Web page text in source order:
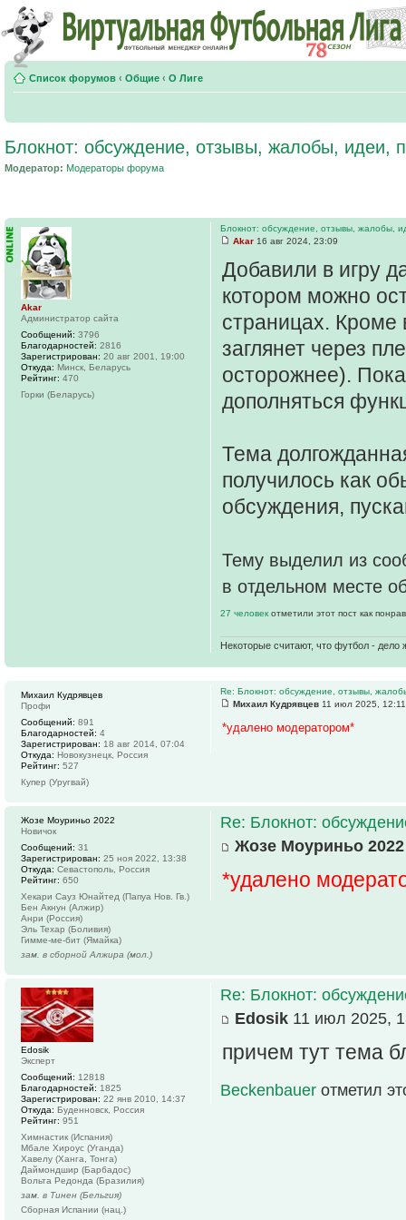
Список форумов ‹ Общие ‹ О Лиге
Блокнот: обсуждение, отзывы, жалобы, идеи,
Модератор: Модераторы форума
Блокнот: обсуждение, отзывы, жалобы,
Akar 16 авг 2024, 23:09
Добавили в игру
котором можно
страницах. Кроме
заглянет через
осторожнее).
дополняться
Тема
получилось как
обсуждения,
Тему выделил из
в отдельном месте
27 человек отметили этот пост как
Некоторые считают, что футбол -
Akar
Администратор сайта
Сообщений: 3796
Благодарностей: 2816
Зарегистрирован: 20 авг 2001, 19:00
Откуда: Минск, Беларусь
Рейтинг: 470
Горки (Беларусь)
Re: Блокнот: обсуждение, отзывы,
Михаил Кудрявцев 11 июл 2025, 12:11
*удалено модератором*
Михаил Кудрявцев
Профи
Сообщений: 891
Благодарностей: 4
Зарегистрирован: 18 авг 2014, 07:04
Откуда: Новокузнецк, Россия
Рейтинг: 527
Купер (Уругвай)
Re: Блокнот:
Жозе Моуриньо 2022
*удалено
Жозе Моуриньо 2022
Новичок
Сообщений: 31
Зарегистрирован: 25 ноя 2022, 13:38
Откуда: Севастополь, Россия
Рейтинг: 650
Хекари Сауз Юнайтед (Папуа Нов. Гв.)
Бен Акнун (Алжир)
Анри (Россия)
Эль Техар (Боливия)
Гимме-ме-бит (Ямайка)
зам. в сборной Алжира (мол.)
Re: Блокнот:
Edosik 11 июл 2025,
причем тут тема
Beckenbauer отметил
Edosik
Эксперт
Сообщений: 12818
Благодарностей: 1825
Зарегистрирован: 22 янв 2010, 14:37
Откуда: Буденновск, Россия
Рейтинг: 951
Химнастик (Испания)
Мбале Хироус (Уганда)
Хавелу (Ханга, Тонга)
Даймондшир (Барбадос)
Вольта Редонда (Бразилия)
зам. в Тинен (Бельгия)
Сборная Испании (нац.)